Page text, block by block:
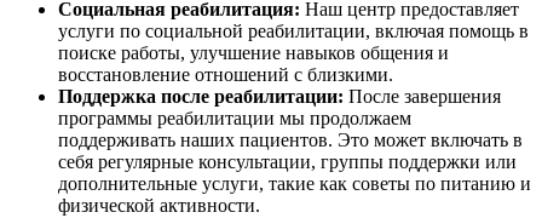
Социальная реабилитация: Наш центр предоставляет
услуги по социальной реабилитации, включая помощь в
поиске работы, улучшение навыков общения и
восстановление отношений с близкими.
Поддержка после реабилитации: После завершения
программы реабилитации мы продолжаем
поддерживать наших пациентов. Это может включать в
себя регулярные консультации, группы поддержки или
дополнительные услуги, такие как советы по питанию и
физической активности.